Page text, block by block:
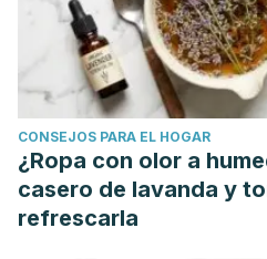
Perú.Liberabit ,21(2), 195-206.
Goleman, Daniel. El cerebro
nuevos descubrimientos. B
Orellana, B. J. S., &
liderazgo sobre el clima
negocios
Llanga Vargas, E. F., Murillo
CONSEJOS PARA EL HOGAR
¿Ropa con olor a
casero de lavanda y
refrescarla